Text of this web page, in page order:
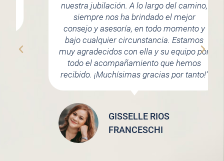
nuestra jubilación. A lo largo del camino,
siempre nos ha brindado el mejor
consejo y asesoría, en todo momento y
bajo cualquier circunstancia. Estamos
muy agradecidos con ella y su equipo por
todo el acompañamiento que hemos
recibido. ¡Muchísimas gracias por tanto!"
GISSELLE RIOS
FRANCESCHI